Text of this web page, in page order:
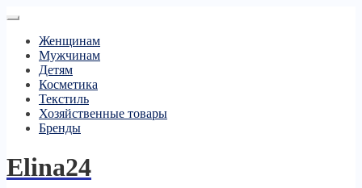
Женщинам
Мужчинам
Детям
Косметика
Текстиль
Хозяйственные товары
Бренды
Elina24